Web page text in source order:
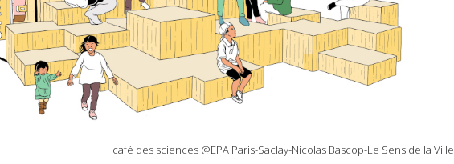
café des sciences @EPA Paris-Saclay-Nicolas Bascop-Le Sens de la Ville